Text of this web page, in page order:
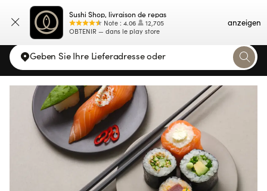
Sushi Shop, livraison de repas
Note : 4.06
12,705
OBTENIR — dans le play store
anzeigen
Karte
Geben Sie Ihre Lieferadresse oder